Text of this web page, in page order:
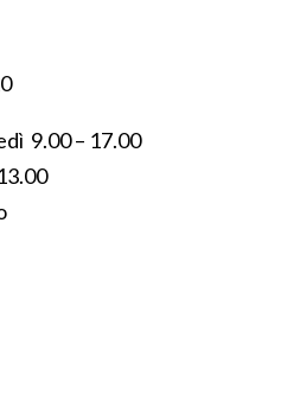
9.00 – 17.00